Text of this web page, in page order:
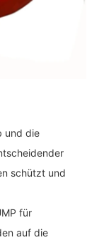
und die
schützt und
für
auf die